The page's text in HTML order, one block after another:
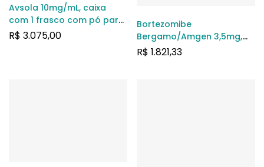
Avsola 10mg/mL, caixa
com 1 frasco com pó para
solução de uso
R$ 3.075,00
Bortezomibe
Bergamo/Amgen 3,5mg,
caixa com 1 frasco-
R$ 1.821,33